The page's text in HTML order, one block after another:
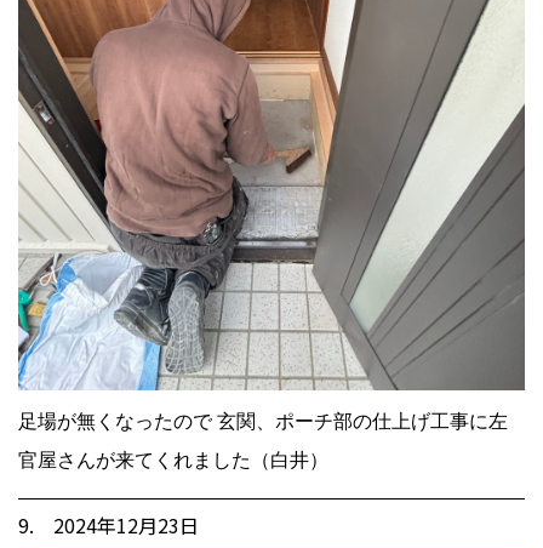
足場が無くなったので 玄関、ポーチ部の仕上げ工事に左
官屋さんが来てくれました（白井）
9. 2024年12月23日